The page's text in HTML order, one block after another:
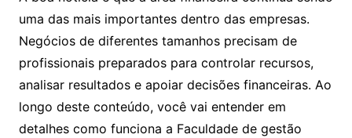
uma das mais importantes dentro das empresas.
Negócios de diferentes tamanhos precisam de
profissionais preparados para controlar recursos,
analisar resultados e apoiar decisões financeiras. Ao
longo deste conteúdo, você vai entender em
detalhes como funciona a Faculdade de gestão